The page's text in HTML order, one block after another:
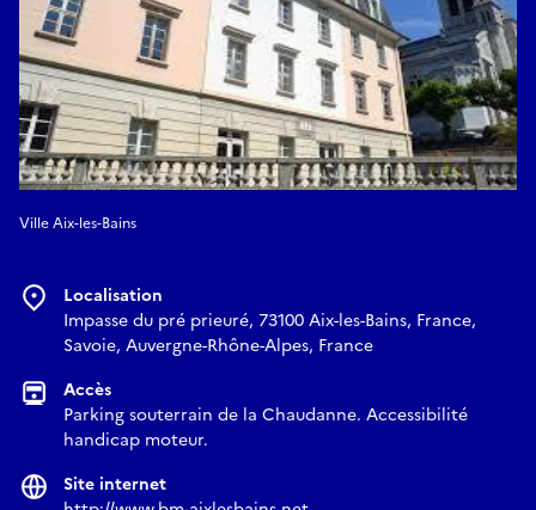
Ville Aix-les-Bains
Localisation
Impasse du pré prieuré, 73100 Aix-les-Bains, France,
Savoie, Auvergne-Rhône-Alpes, France
Accès
Parking souterrain de la Chaudanne. Accessibilité
handicap moteur.
Site internet